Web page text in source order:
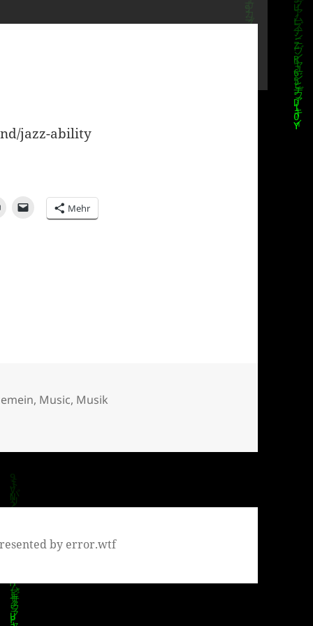
jazz-ability
Mehr
, Music, Musik
– Jazz Ability
by error.wtf